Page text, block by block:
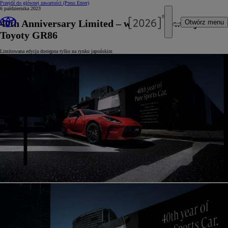
Przejdź do głównej zawartości (Press Enter)
Otwórz menu
6 października 2023
40th Anniversary Limited – wyjątkowa wersja
Toyoty GR86
Limitowana edycja dostępna tylko na rynku japońskim